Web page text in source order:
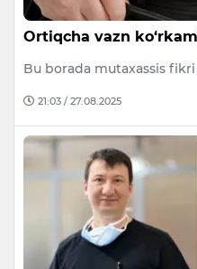
Ortiqcha vazn
Bu borada mutaxassis
21:03 / 27.08.2025